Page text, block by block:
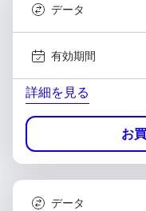
データ
有効期間
詳細を見る
お
データ